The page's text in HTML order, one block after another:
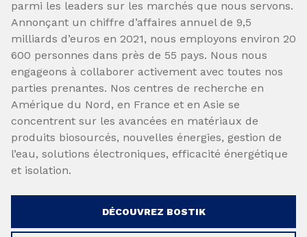
parmi les leaders sur les marchés que nous servons.
Annonçant un chiffre d’affaires annuel de 9,5
milliards d’euros en 2021, nous employons environ 20
600 personnes dans près de 55 pays. Nous nous
engageons à collaborer activement avec toutes nos
parties prenantes. Nos centres de recherche en
Amérique du Nord, en France et en Asie se
concentrent sur les avancées en matériaux de
produits biosourcés, nouvelles énergies, gestion de
l’eau, solutions électroniques, efficacité énergétique
et isolation.
DÉCOUVREZ BOSTIK